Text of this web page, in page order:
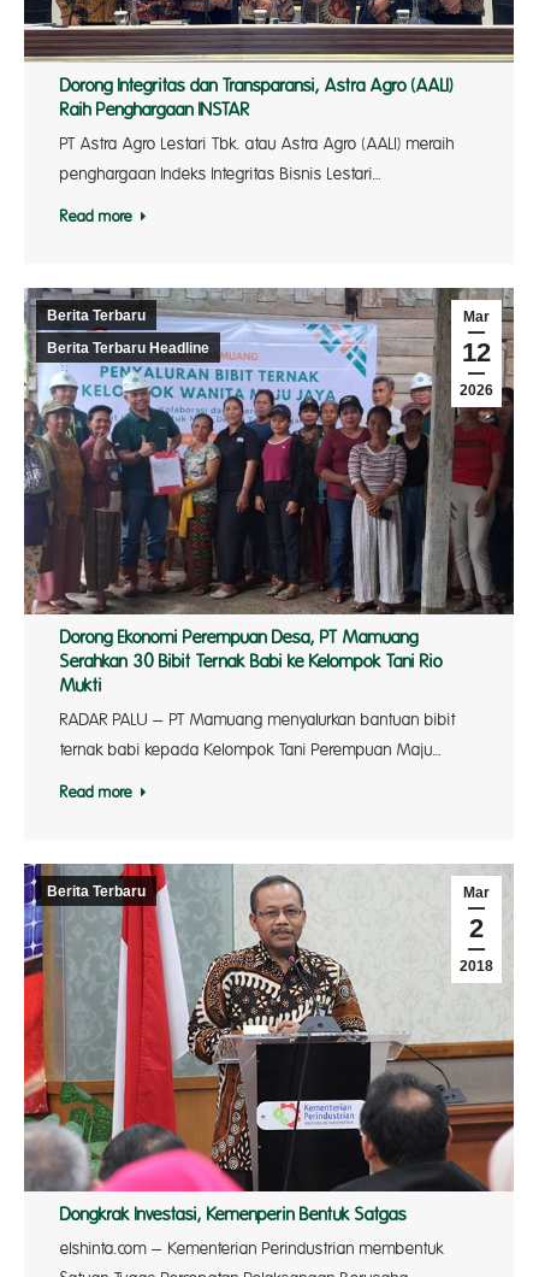
Dorong Integritas dan Transparansi, Astra Agro (AALI)
Raih Penghargaan INSTAR
PT Astra Agro Lestari Tbk. atau Astra Agro (AALI) meraih
penghargaan Indeks Integritas Bisnis Lestari…
Read more
Mar
12
2026
Berita Terbaru
Berita Terbaru Headline
Dorong Ekonomi Perempuan Desa, PT Mamuang
Serahkan 30 Bibit Ternak Babi ke Kelompok Tani Rio
Mukti
RADAR PALU – PT Mamuang menyalurkan bantuan bibit
ternak babi kepada Kelompok Tani Perempuan Maju…
Read more
Mar
2
2018
Berita Terbaru
Dongkrak Investasi, Kemenperin Bentuk Satgas
elshinta.com – Kementerian Perindustrian membentuk